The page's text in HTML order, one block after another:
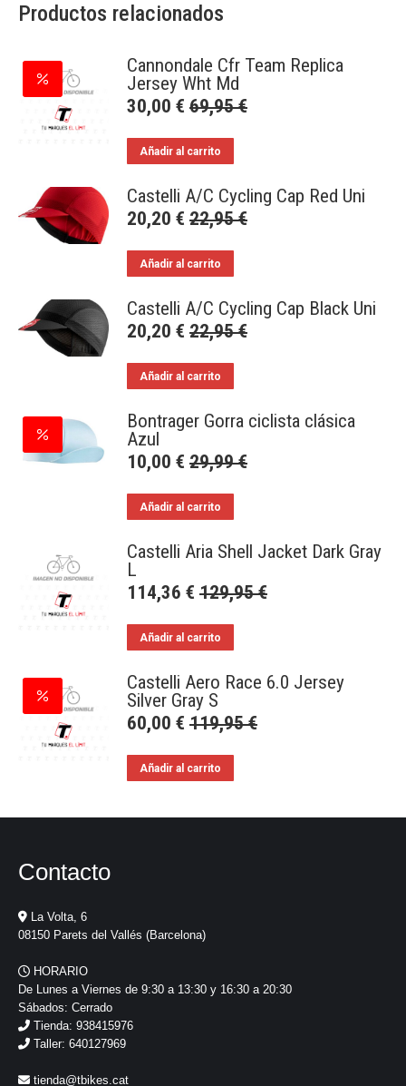
Productos relacionados
Cannondale Cfr Team Replica
Jersey Wht Md
30,00 € 69,95€
Añadir al carrito
Castelli A/C Cycling Cap Red Uni
20,20 € 22,95€
Añadir al carrito
Castelli A/C Cycling Cap Black Uni
20,20 € 22,95€
Añadir al carrito
Bontrager Gorra ciclista clásica
Azul
10,00 € 29,99€
Añadir al carrito
Castelli Aria Shell Jacket Dark Gray
L
114,36 € 129,95€
Añadir al carrito
Castelli Aero Race 6.0 Jersey
Silver Gray S
60,00 € 119,95€
Añadir al carrito
Contacto
La Volta, 6
08150 Parets del Vallés (Barcelona)
HORARIO
De Lunes a Viernes de 9:30 a 13:30 y 16:30 a 20:30
Sábados: Cerrado
Tienda: 938415976
Taller: 640127969
tienda@tbikes.cat